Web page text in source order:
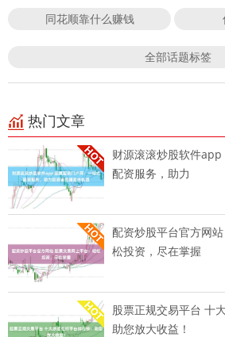
同花顺靠什么赚钱
全部话题标签
热门文章
财源滚滚炒股软件
配资服务，助力
配资炒股平台官方网
松投资，尽在掌握
股票正规交易平台 十
助您放大收益！